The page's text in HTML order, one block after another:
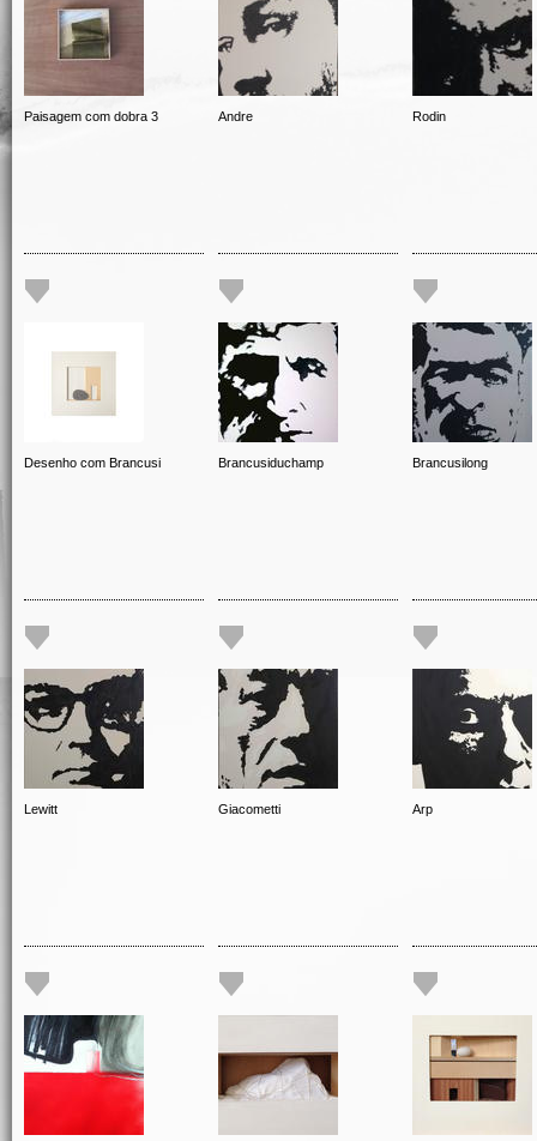
Paisagem com dobra 3 Andre Rodin
Desenho com Brancusi Brancusiduchamp Brancusilong
Lewitt Giacometti Arp